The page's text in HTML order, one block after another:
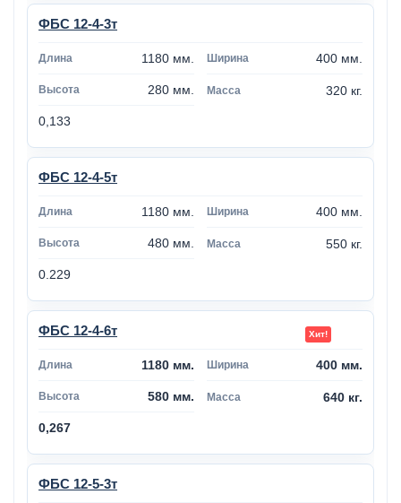
ФБС 12-4-3т
1180 мм. 400 мм.
280 мм. 320 кг.
0,133
ФБС 12-4-5т
1180 мм. 400 мм.
480 мм. 550 кг.
0.229
ФБС 12-4-6т
1180 мм. 400 мм.
580 мм. 640 кг.
0,267
ФБС 12-5-3т